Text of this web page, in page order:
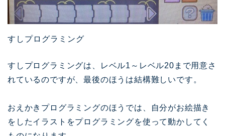
すしプログラミング
すしプログラミングは、レベル1～レベル20まで用意さ
れているのですが、最後のほうは結構難しいです。
おえかきプログラミングのほうでは、自分がお絵描き
をしたイラストをプログラミングを使って動かしてく